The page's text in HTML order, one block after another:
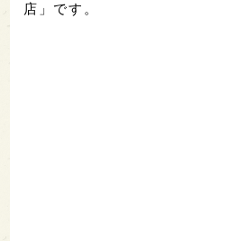
店」です。